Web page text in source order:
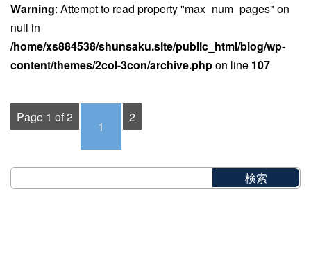
Warning: Attempt to read property "max_num_pages" on
null in
/home/xs884538/shunsaku.site/public_html/blog/wp-
content/themes/2col-3con/archive.phpon line 107
Page 1 of 2
1
2